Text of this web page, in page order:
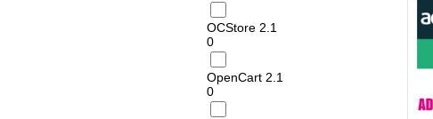
OCStore 2.1
0
OpenCart 2.1
0